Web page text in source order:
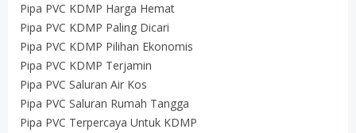
Pipa PVC KDMP Harga Hemat
Pipa PVC KDMP Paling Dicari
Pipa PVC KDMP Pilihan Ekonomis
Pipa PVC KDMP Terjamin
Pipa PVC Saluran Air Kos
Pipa PVC Saluran Rumah Tangga
Pipa PVC Terpercaya Untuk KDMP